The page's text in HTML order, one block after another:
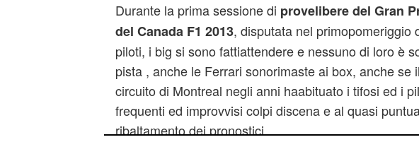
Durante la prima sessione di provelibere del Gran
del Canada F1 2013, disputata nel primopomeriggio
piloti, i big si sono fattiattendere e nessuno di loro è
pista , anche le Ferrari sonorimaste ai box, anche se il
circuito di Montreal negli anni haabituato i tifosi ed i
frequenti ed improvvisi colpi discena e al quasi
ribaltamento dei pronostici.